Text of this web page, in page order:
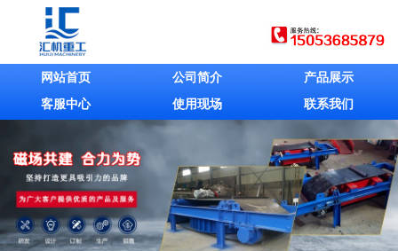
网站首页 公司简介
产品展示
客服中心
使用现场 联系我们